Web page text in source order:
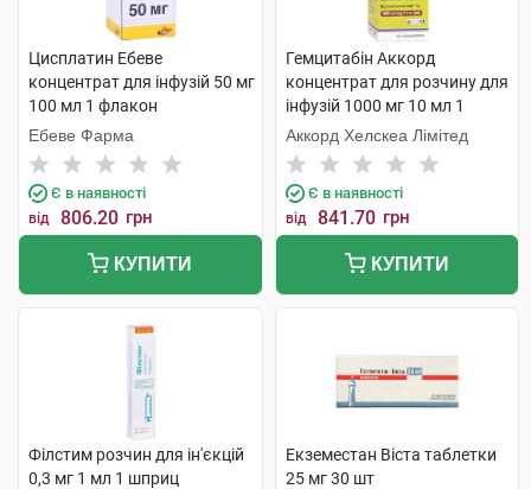
Цисплатин Ебеве
концентрат для інфузій 50 мг
100 мл 1 флакон
Ебеве Фарма
Є в наявності
від 806.20 грн
КУПИТИ
Гемцитабін Аккорд
концентрат для розчину для
інфузій 1000 мг 10 мл 1
флакон
Аккорд Хелскеа Лімітед
Є в наявності
від 841.70 грн
КУПИТИ
Філстим розчин для ін'єкцій
0,3 мг 1 мл 1 шприц
Екземестан Віста таблетки
25 мг 30 шт